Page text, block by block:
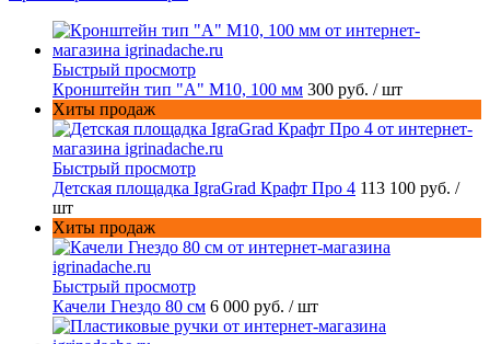
Быстрый просмотр
Кронштейн тип "A" M10, 100 мм 300 руб. / шт
Хиты продаж
Быстрый просмотр
Детская площадка IgraGrad Крафт Про 4 113 100 руб. /
шт
Хиты продаж
Быстрый просмотр
Качели Гнездо 80 см 6 000 руб. / шт